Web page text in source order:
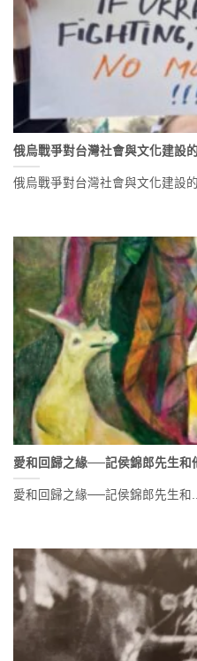
俄烏戰爭對台灣社會與文化建設
俄烏戰爭對台灣社會與文化建設
愛和回歸之緣──記侯錦郎先生和
愛和回歸之緣──記侯錦郎先生和